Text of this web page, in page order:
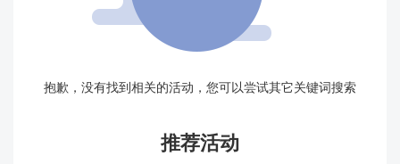
抱歉，没有找到相关的活动，您可以尝试其它关键词搜索
推荐活动